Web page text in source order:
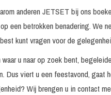
anderen JETSET bij ons
een betrokken benadering. We
kunt vragen voor de
u naar op zoek bent,
Dus viert u een feestavond,
Wij brengen u in contact